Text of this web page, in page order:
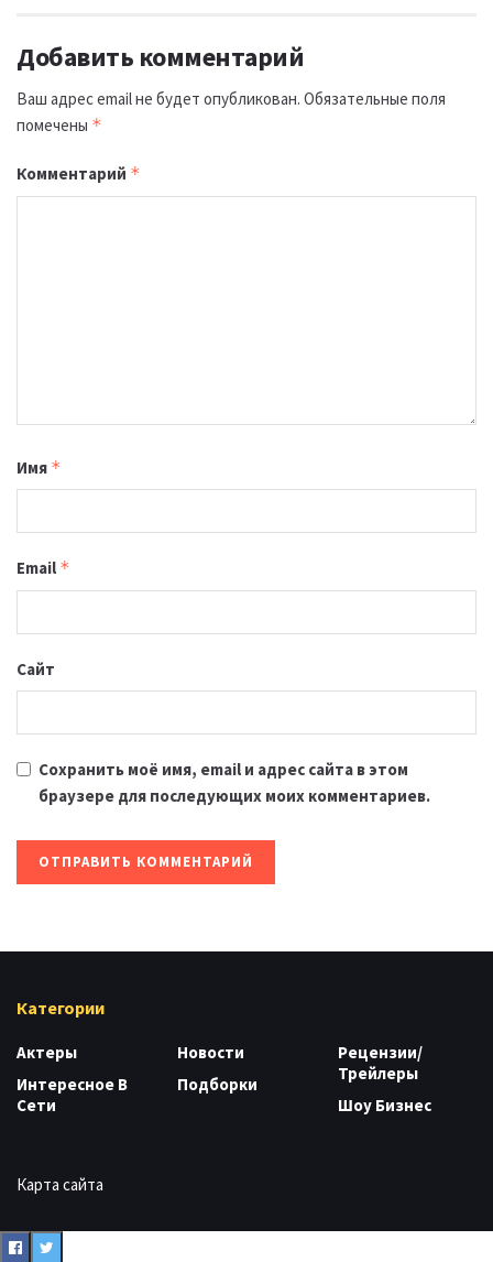
Добавить комментарий
Ваш адрес email не будет опубликован. Обязательные поля
помечены *
Комментарий *
Имя *
Email *
Сайт
Сохранить моё имя, email и адрес сайта в этом
браузере для последующих моих комментариев.
Категории
Актеры
Интересное В
Сети
Новости
Подборки
Рецензии/
Трейлеры
Шоу Бизнес
Карта сайта